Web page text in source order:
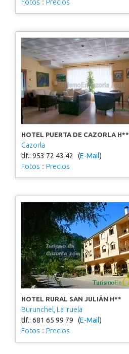
Fotos :: Precios
HOTEL PUERTA DE CAZORLA H**
Cazorla
tlf.: 953 72 43 42 (E-Mail)
Fotos :: Precios
HOTEL RURAL SAN JULIÁN H**
Burunchel, La Iruela
tlf.: 681 65 99 79 (E-Mail)
Fotos :: Precios